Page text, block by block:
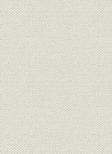
工場、香蘭
[大正6年
大正14年
会メンバー 昭和2年